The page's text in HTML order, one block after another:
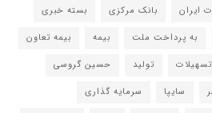
ایران بانک مرکزی
بسته خبری
به پرداخت ملت بیمه
بیمه تعاون
تسهیلات تولید
حسین گروسی
سایپا
سرمایه گذاری